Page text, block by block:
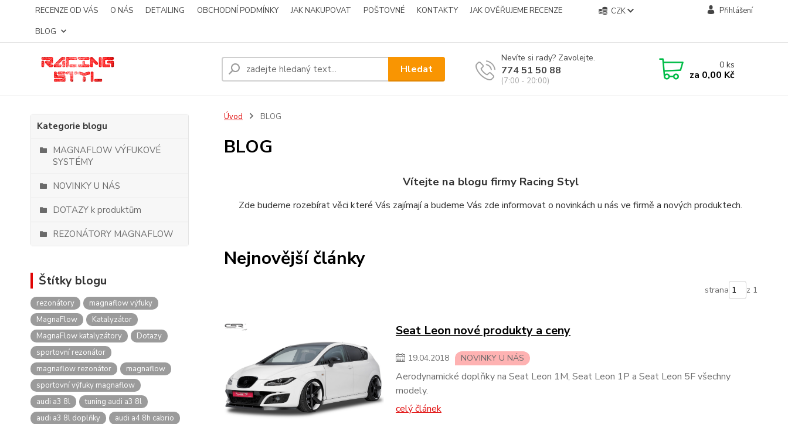
RECENZE OD VÁS O NÁS DETAILING OBCHODNÍ PODMÍNKY JAK NAKUPOVAT POŠTOVNÉ KONTAKTY
JAK OVĚŘUJEME RECENZE
BLOG
CZK Přihlášení
Hledat
Nevíte si rady? Zavolejte.
774 51 50 88
(7:00 - 20:00)
0ks
za 0,00 Kč
Kategorie blogu
MAGNAFLOW VÝFUKOVÉ
SYSTÉMY
NOVINKY U NÁS
DOTAZY k produktům
REZONÁTORY MAGNAFLOW
Štítky blogu
rezonátory
magnaflow výfuky
MagnaFlow
Katalyzátor
MagnaFlow katalyzátory
Dotazy
sportovní rezonátor
magnaflow rezonátor
magnaflow
sportovní výfuky magnaflow
audi a3 8l
tuning audi a3 8l
audi a3 8l doplňky
audi a4 8h cabrio
Úvod BLOG
BLOG
Vítejte na blogu firmy Racing Styl
Zde budeme rozebírat věci které Vás zajímají a budeme Vás zde informovat o novinkách u nás ve firmě a nových produktech.
Nejnovější články
strana z 1
Seat Leon nové produkty a ceny
19.04.2018 NOVINKY U NÁS
Aerodynamické doplňky na Seat Leon 1M, Seat Leon 1P a Seat Leon 5F všechny
modely.
celý článek